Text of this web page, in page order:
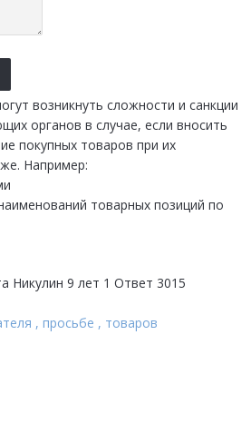
возникнуть сложности и санкции
органов в случае, если вносить
покупных товаров при их
Например:
товарных позиций по
Никулин 9 лет 1 Ответ 3015
, просьбе , товаров